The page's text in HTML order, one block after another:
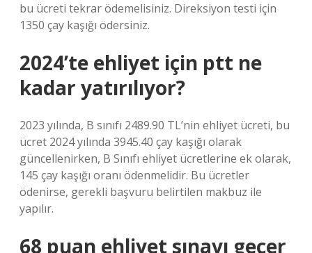
bu ücreti tekrar ödemelisiniz. Direksiyon testi için
1350 çay kaşığı ödersiniz.
2024’te ehliyet için ptt ne
kadar yatırılıyor?
2023 yılında, B sınıfı 2489.90 TL’nin ehliyet ücreti, bu
ücret 2024 yılında 3945.40 çay kaşığı olarak
güncellenirken, B Sınıfı ehliyet ücretlerine ek olarak,
145 çay kaşığı oranı ödenmelidir. Bu ücretler
ödenirse, gerekli başvuru belirtilen makbuz ile
yapılır.
68 puan ehliyet sınavı geçer